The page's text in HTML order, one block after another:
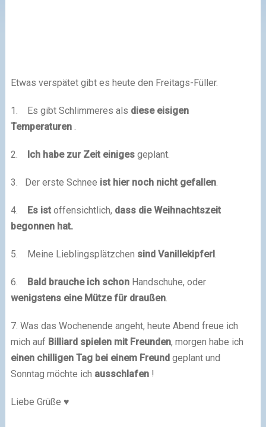
Etwas verspätet gibt es heute den Freitags-Füller.
1. Es gibt Schlimmeres als diese eisigen
Temperaturen.
2. Ich habe zur Zeit einigesgeplant.
3. Der erste Schnee ist hier noch nicht gefallen.
4. Es ist offensichtlich, dass die Weihnachtszeit
begonnen hat.
5. Meine Lieblingsplätzchen sind Vanillekipferl.
6. Bald brauche ich schonHandschuhe, oder
wenigstens eine Mütze für draußen.
7. Was das Wochenende angeht, heute Abend freue ich
mich auf Billiard spielen mit Freunden, morgen habe ich
einen chilligen Tag bei einem Freundgeplant und
Sonntag möchte ich ausschlafen!
Liebe Grüße ♥